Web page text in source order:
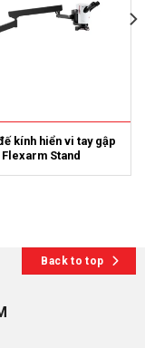
kính hiển vi tay gập
Flexarm Stand
Back to top